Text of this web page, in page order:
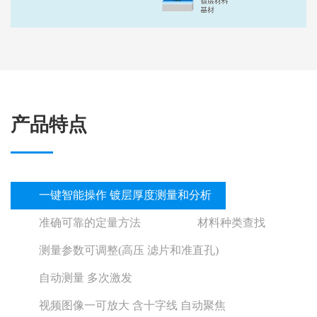
产品特点
一键智能操作 镀层厚度测量和分析
准确可靠的定量方法 材料种类查找
测量参数可调整(高压 滤片和准直孔)
自动测量 多次激发
视频图像一可放大 含十字线 自动聚焦